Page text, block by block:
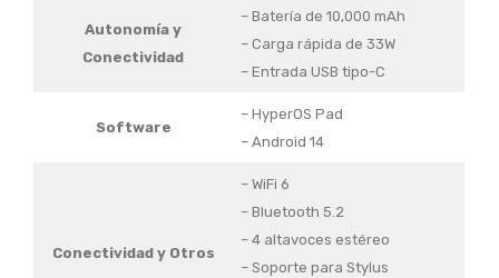
Autonomía y
Conectividad
– Batería de 10,000 mAh
– Carga rápida de 33W
– Entrada USB tipo-C
Software
– HyperOS Pad
– Android 14
Conectividad y Otros
– WiFi 6
– Bluetooth 5.2
– 4 altavoces estéreo
– Soporte para Stylus